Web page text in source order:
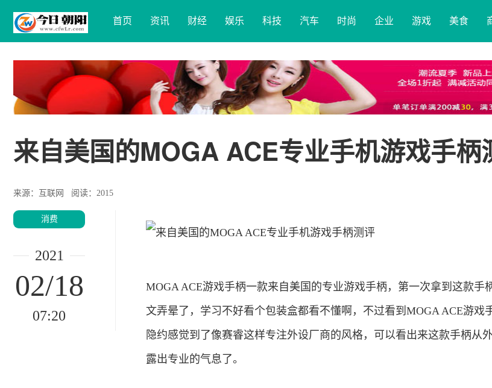
首页 资讯 财经 娱乐 科技 汽车 时尚 企业 游戏 美食
来自美国的MOGA ACE专业手机游戏手柄
来源：互联网 阅读：2015
消费
2021
02/18
07:20
MOGA ACE游戏手柄一款来自美国的专业游戏手柄，第一次拿到这款手
文弄晕了，学习不好看个包装盒都看不懂啊，不过看到MOGA ACE游戏
隐约感觉到了像赛睿这样专注外设厂商的风格，可以看出来这款手柄从
露出专业的气息了。